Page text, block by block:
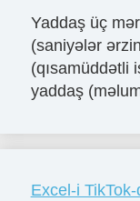
Yaddaş üç
(saniyələr
(qısamüddətli
yaddaş
Excel-i